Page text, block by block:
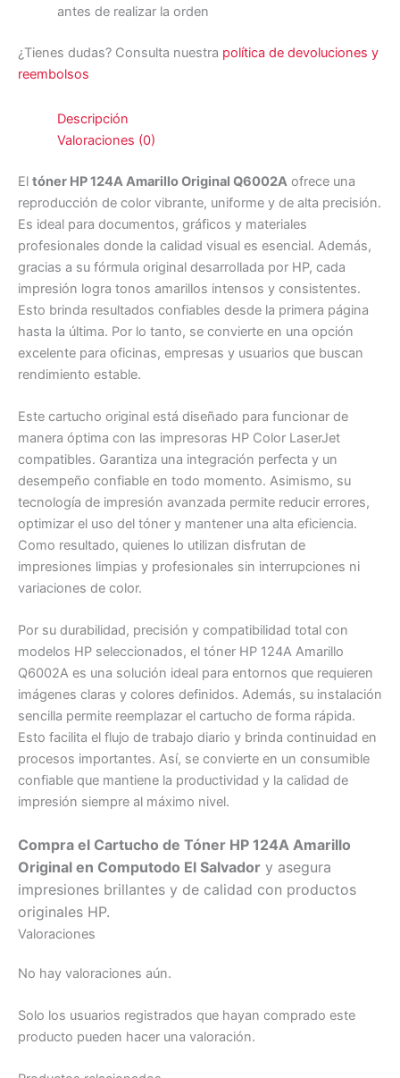
antes de realizar la orden
¿Tienes dudas? Consulta nuestra política de devoluciones y
reembolsos
Descripción
Valoraciones (0)
El tóner HP 124A Amarillo Original Q6002A ofrece una
reproducción de color vibrante, uniforme y de alta precisión.
Es ideal para documentos, gráficos y materiales
profesionales donde la calidad visual es esencial. Además,
gracias a su fórmula original desarrollada por HP, cada
impresión logra tonos amarillos intensos y consistentes.
Esto brinda resultados confiables desde la primera página
hasta la última. Por lo tanto, se convierte en una opción
excelente para oficinas, empresas y usuarios que buscan
rendimiento estable.
Este cartucho original está diseñado para funcionar de
manera óptima con las impresoras HP Color LaserJet
compatibles. Garantiza una integración perfecta y un
desempeño confiable en todo momento. Asimismo, su
tecnología de impresión avanzada permite reducir errores,
optimizar el uso del tóner y mantener una alta eficiencia.
Como resultado, quienes lo utilizan disfrutan de
impresiones limpias y profesionales sin interrupciones ni
variaciones de color.
Por su durabilidad, precisión y compatibilidad total con
modelos HP seleccionados, el tóner HP 124A Amarillo
Q6002A es una solución ideal para entornos que requieren
imágenes claras y colores definidos. Además, su instalación
sencilla permite reemplazar el cartucho de forma rápida.
Esto facilita el flujo de trabajo diario y brinda continuidad en
procesos importantes. Así, se convierte en un consumible
confiable que mantiene la productividad y la calidad de
impresión siempre al máximo nivel.
Compra el Cartucho de Tóner HP 124A Amarillo
Original en Computodo El Salvador y asegura
impresiones brillantes y de calidad con productos
originales HP.
Valoraciones
No hay valoraciones aún.
Solo los usuarios registrados que hayan comprado este
producto pueden hacer una valoración.